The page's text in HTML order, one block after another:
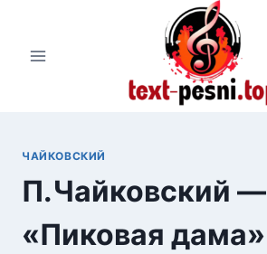
содержимому
ЧАЙКОВСКИЙ
П.Чайковский —
«Пиковая дама»